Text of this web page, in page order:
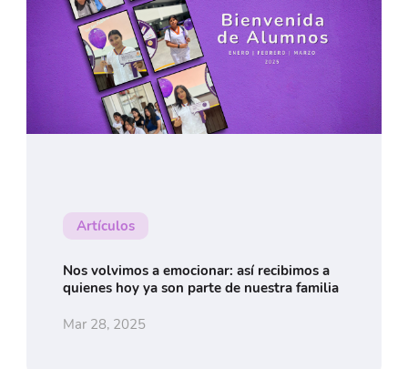
Artículos
Nos volvimos a emocionar: así recibimos a
quienes hoy ya son parte de nuestra familia
Mar 28, 2025